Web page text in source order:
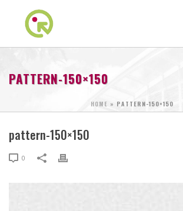
PATTERN-150×150
HOME » PATTERN-150×150
pattern-150×150
0